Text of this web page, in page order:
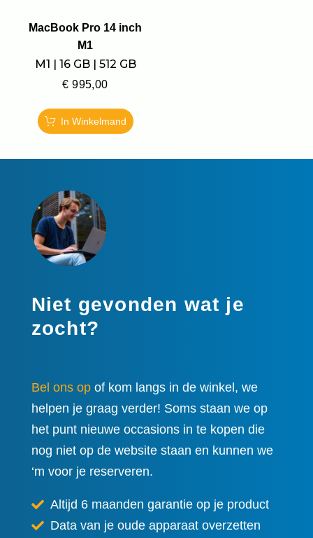
MacBook Pro 14 inch
M1
M1 | 16 GB | 512 GB
€ 995,00
In Winkelmand
Niet gevonden wat je
zocht?
Bel ons opof kom langs in de winkel, we
helpen je graag verder! Soms staan we op
het punt nieuwe occasions in te kopen die
nog niet op de website staan en kunnen we
‘m voor je reserveren.
Altijd 6 maanden garantie op je product
Data van je oude apparaat overzetten